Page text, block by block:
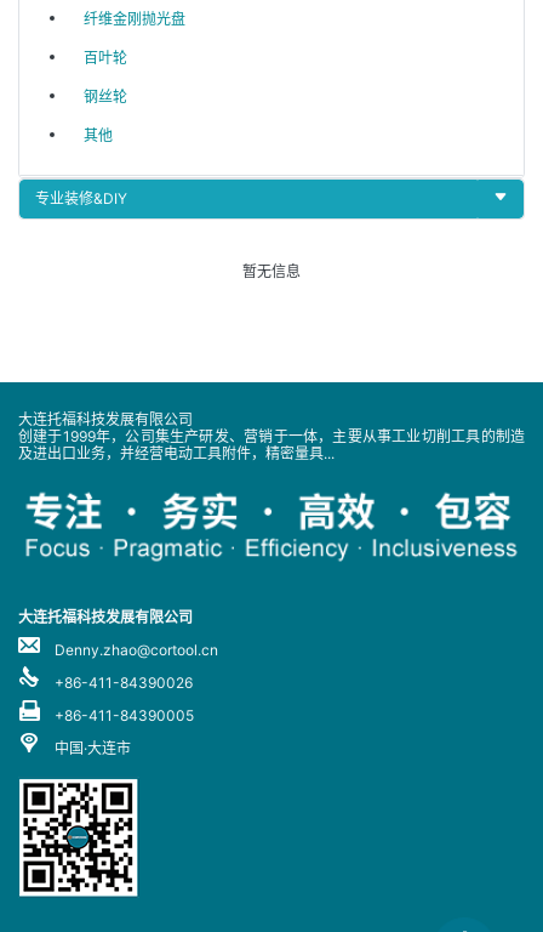
纤维金刚抛光盘
百叶轮
钢丝轮
其他
专业装修&DIY
暂无信息
大连托福科技发展有限公司
创建于1999年，公司集生产研发、营销于一体，主要从事工业切削工具的制造
及进出口业务，并经营电动工具附件，精密量具...
大连托福科技发展有限公司
Denny.zhao@cortool.cn
+86-411-84390026
+86-411-84390005
中国·大连市